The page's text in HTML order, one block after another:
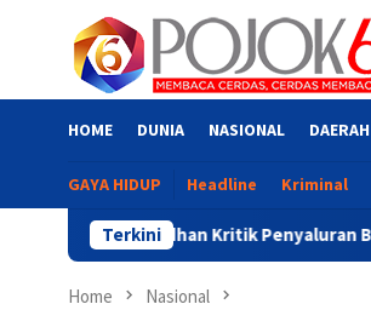
HOME DUNIA NASIONAL DAERAH
GAYA HIDUP Headline Kriminal
Terkini
Adhan Kritik Penyaluran Bantuan UMKM,
Home Nasional